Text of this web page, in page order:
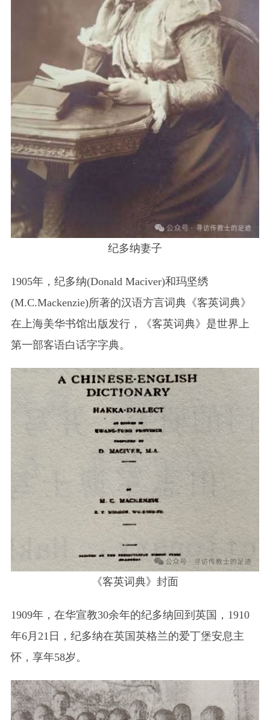
纪多纳妻子
1905年，纪多纳(Donald Maciver)和玛坚绣
(M.C.Mackenzie)所著的汉语方言词典《客英词典》
在上海美华书馆出版发行，《客英词典》是世界上
第一部客语白话字字典。
《客英词典》封面
1909年，在华宣教30余年的纪多纳回到英国，1910
年6月21日，纪多纳在英国英格兰的爱丁堡安息主
怀，享年58岁。